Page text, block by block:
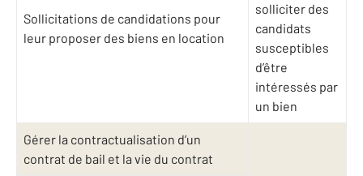
Sollicitations de candidations pour
leur proposer des biens en location
solliciter des
candidats
susceptibles
d’être
intéressés par
un bien
Gérer la contractualisation d’un
contrat de bail et la vie du contrat